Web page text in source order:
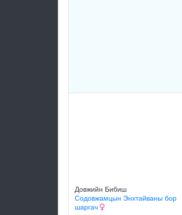
Довжийн Бибиш
Содовжамцын Энхтайваны бор
шаргач